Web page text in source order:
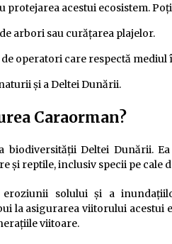
acestui ecosistem. Poți
arbori sau curățarea plajelor.
operatori care respectă
și a Deltei Dunării.
Caraorman?
Deltei Dunării.
și reptile, inclusiv specii pe cale
solului și a
la asigurarea viitorului acestui
viitoare.